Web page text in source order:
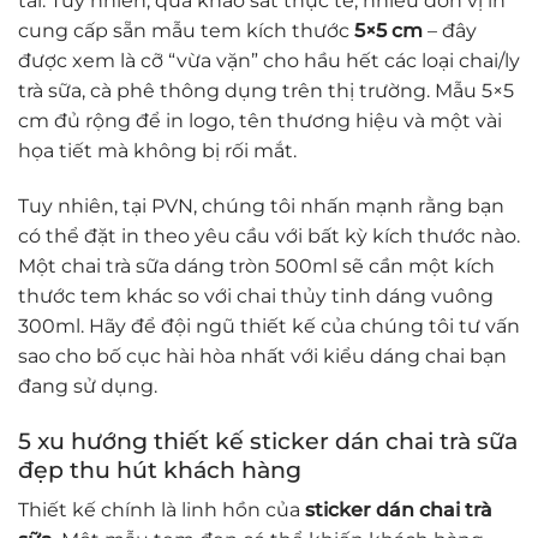
cung cấp sẵn mẫu tem kích thước 5×5 cm – đây
được xem là cỡ “vừa vặn” cho hầu hết các loại chai/ly
trà sữa, cà phê thông dụng trên thị trường. Mẫu 5×5
cm đủ rộng để in logo, tên thương hiệu và một vài
họa tiết mà không bị rối mắt.
Tuy nhiên, tại PVN, chúng tôi nhấn mạnh rằng bạn
có thể đặt in theo yêu cầu với bất kỳ kích thước nào.
Một chai trà sữa dáng tròn 500ml sẽ cần một kích
thước tem khác so với chai thủy tinh dáng vuông
300ml. Hãy để đội ngũ thiết kế của chúng tôi tư vấn
sao cho bố cục hài hòa nhất với kiểu dáng chai bạn
đang sử dụng.
5 xu hướng thiết kế sticker dán chai trà sữa
đẹp thu hút khách hàng
Thiết kế chính là linh hồn của sticker dán chai trà